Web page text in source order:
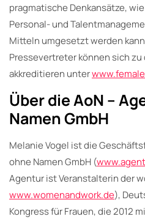
pragmatische Denkansätze,
Personal- und
Mitteln umgesetzt werden
Pressevertreter können sich
akkreditieren unter
Über die AoN –
Namen GmbH
Melanie Vogel ist die
ohne Namen GmbH (
Agentur ist Veranstalterin der
www.womenandwork.de),
Kongress für Frauen, die 2012